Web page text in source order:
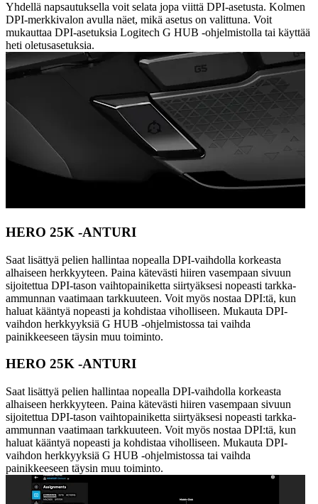
Yhdellä napsautuksella voit selata jopa viittä DPI-asetusta. Kolmen
DPI-merkkivalon avulla näet, mikä asetus on valittuna. Voit
mukauttaa DPI-asetuksia Logitech G HUB -ohjelmistolla tai käyttää
heti oletusasetuksia.
HERO 25K -ANTURI
Saat lisättyä pelien hallintaa nopealla DPI-vaihdolla korkeasta
alhaiseen herkkyyteen. Paina kätevästi hiiren vasempaan sivuun
sijoitettua DPI-tason vaihtopainiketta siirtyäksesi nopeasti tarkka-
ammunnan vaatimaan tarkkuuteen. Voit myös nostaa DPI:tä, kun
haluat kääntyä nopeasti ja kohdistaa viholliseen. Mukauta DPI-
vaihdon herkkyyksiä G HUB -ohjelmistossa tai vaihda
painikkeeseen täysin muu toiminto.
HERO 25K -ANTURI
Saat lisättyä pelien hallintaa nopealla DPI-vaihdolla korkeasta
alhaiseen herkkyyteen. Paina kätevästi hiiren vasempaan sivuun
sijoitettua DPI-tason vaihtopainiketta siirtyäksesi nopeasti tarkka-
ammunnan vaatimaan tarkkuuteen. Voit myös nostaa DPI:tä, kun
haluat kääntyä nopeasti ja kohdistaa viholliseen. Mukauta DPI-
vaihdon herkkyyksiä G HUB -ohjelmistossa tai vaihda
painikkeeseen täysin muu toiminto.